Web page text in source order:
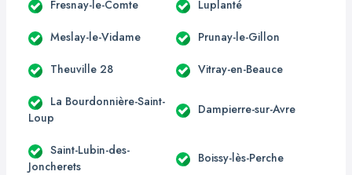
Fresnay-le-Comte Luplanté
Meslay-le-Vidame Prunay-le-Gillon
Theuville 28 Vitray-en-Beauce
La Bourdonnière-Saint-
Loup
Dampierre-sur-Avre
Saint-Lubin-des-
Joncherets
Boissy-lès-Perche